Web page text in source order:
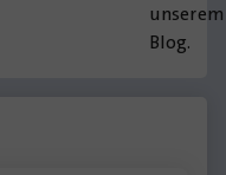
unserem
Blog.